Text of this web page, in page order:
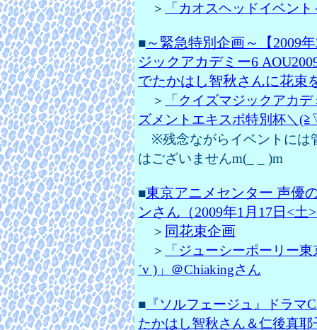
＞
「カオスヘッドイベン
■～緊急特別企画～【2009
ジックアカデミー6
でたかはし智秋さんに花束
＞
「クイズマジックアカ
ズメントエキスポ特別杯＼
※残念ながらイベントには
はございませんm(_ _ )m
■東京アニメセンター 声優
ンさん（2009年1月17日<土
＞ 同花束企画
＞
「ジューシーポーリー
´v )」＠Chiakingさん
■ 『ソルフェージュ』ドラマ
たかはし智秋さん＆仁後真